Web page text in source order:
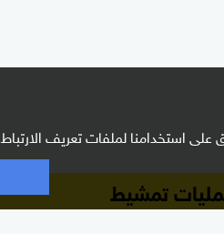
استخدامنا لملفات تعريف
عمليات تمشيط